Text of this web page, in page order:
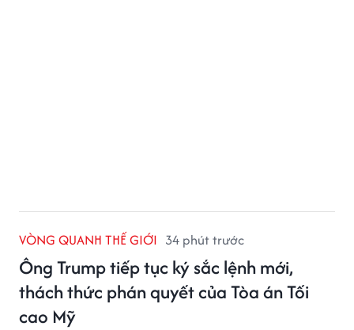
VÒNG QUANH THẾ GIỚI 34 phút trước
Ông Trump tiếp tục ký sắc lệnh mới,
thách thức phán quyết của Tòa án Tối
cao Mỹ